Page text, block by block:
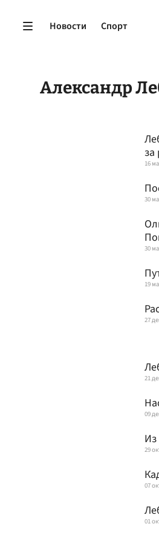
Новости Спорт
Александр
16
30
30
19
27
21
09
Из
29
07
01